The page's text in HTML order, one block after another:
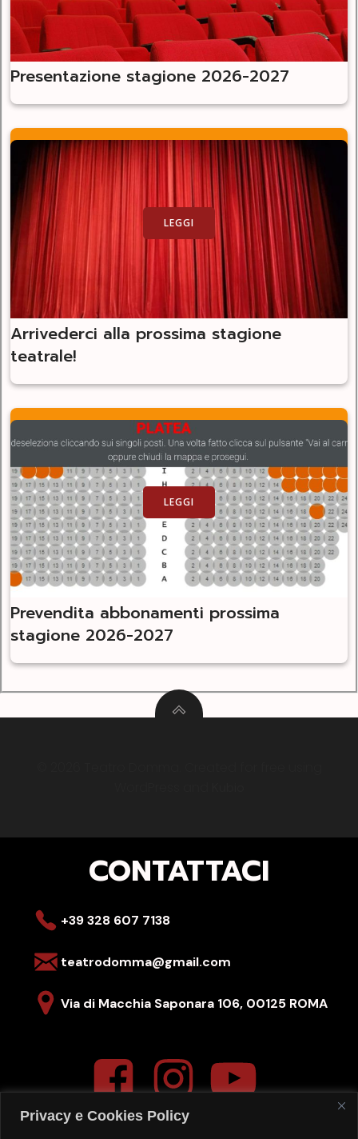
Privacy e Cookies Policy
Presentazione stagione 2026-2027
LEGGI
Arrivederci alla prossima stagione
teatrale!
LEGGI
Prevendita abbonamenti prossima
stagione 2026-2027
CONTATTACI
+39 328 607 7138
teatrodomma@gmail.com
Via di Macchia Saponara 106, 00125 ROMA